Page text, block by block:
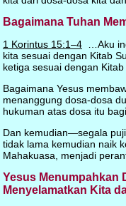
Bagaimana Tuhan
1 Korintus 15:1–4…Aku
kita sesuai dengan Kitab
ketiga sesuai dengan Kitab
Bagaimana Yesus
menanggung dosa-dosa
hukuman atas dosa itu
Dan kemudian—segala
tidak lama kemudian naik
Mahakuasa, menjadi
Yesus Menumpahkan
Menyelamatkan Kita